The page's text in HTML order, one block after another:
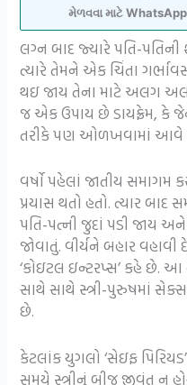
મેળવવા માટે
લગ્ન બાદ જ્યારે પતિ-
ત્યારે તેમને એક ચિંતા
થઇ જાય તેના માટે અલગ
જ એક ઉપાય છે ડાયફ્રેમ, કે
તરીકે પણ ઓળખવામાં આવે
વર્ષો પહેલાં જાતીય સમાગમ
પ્રયાસ થતો હતો. ત્યાર
પતિ-પત્ની જુદાં પડી જાય
જોવાતું. વીર્યને બહાર
‘કોઇટલ ઇન્ટરપ્સ’ કહે છે.
સાથે સાથે સ્ત્રી-પુરુષમાં
છે.
કેટલાંક યુગલો ‘સેઇફ
સમયે સ્ત્રીનું બીજ જીવંત ન